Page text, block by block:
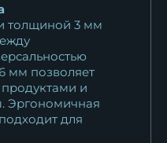
толщиной 3 мм
мм позволяет
и
Эргономичная
для